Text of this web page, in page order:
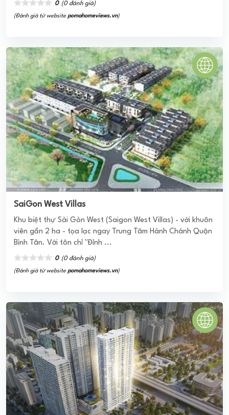
(Đánh giá từ website pomahomeviews.vn
Trong – P.Phước Long B – Q.9 - TP Hồ Chí Minh. Dự án
cung cấp cho ...
(Đánh giá từ website pomahomeviews.vn